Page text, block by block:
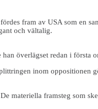
fram av USA som en
och vältalig.
överlägset redan i
inom oppositionen
materiella framsteg som